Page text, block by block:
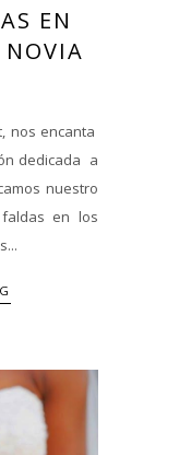
EN
NOVIA
nos encanta
dedicada a
nuestro
en los